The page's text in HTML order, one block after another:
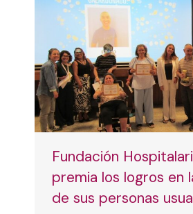
Fundación
premia los logros en
de sus personas